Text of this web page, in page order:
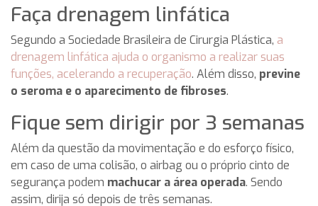
Faça drenagem linfática
Segundo a Sociedade Brasileira de Cirurgia Plástica, a
drenagem linfática ajuda o organismo a realizar suas
funções, acelerando a recuperação. Além disso, previne
o seroma e o aparecimento de fibroses.
Fique sem dirigir por 3 semanas
Além da questão da movimentação e do esforço físico,
em caso de uma colisão, o airbag ou o próprio cinto de
segurança podem machucar a área operada. Sendo
assim, dirija só depois de três semanas.